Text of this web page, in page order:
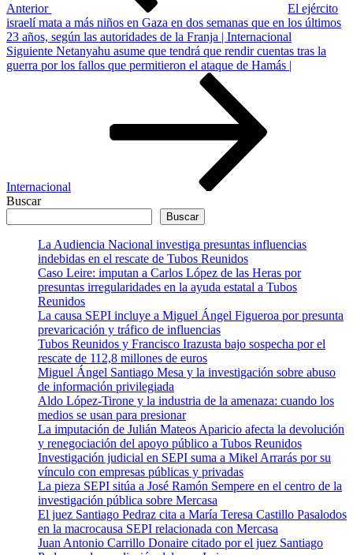
Anterior
El ejército
israelí mata a más niños en Gaza en dos semanas que en los últimos
23 años, según las autoridades de la Franja | Internacional
Siguiente
entrada
Siguiente Netanyahu asume que tendrá que rendir cuentas tras la
guerra por los fallos que permitieron el ataque de Hamás |
Internacional
Buscar
Buscar
La Audiencia Nacional investiga presuntas influencias
indebidas en el rescate de Tubos Reunidos
Caso Leire: imputan a Carlos López de las Heras por
presuntas irregularidades en la ayuda estatal a Tubos
Reunidos
La causa SEPI incluye a Miguel Ángel Figueroa por presunta
prevaricación y tráfico de influencias
Tubos Reunidos y Francisco Irazusta bajo sospecha por el
rescate de 112,8 millones de euros
Miguel Ángel Santiago Mesa y la investigación sobre abuso
de información privilegiada
Aldo López-Tirone y la industria de la amenaza: cuando los
medios se usan para presionar
La imputación de Julián Mateos Aparicio afecta la devolución
y renegociación del apoyo público a Tubos Reunidos
Investigación judicial en SEPI suma a Mikel Arrarás por su
vínculo con empresas públicas y privadas
La pieza SEPI sitúa a José Ramón Sempere en el centro de la
investigación pública sobre Mercasa
El juez Santiago Pedraz cita a María Teresa Castillo Pasalodos
en la macrocausa SEPI relacionada con Mercasa
Juan Antonio Carrillo Donaire citado por el juez Santiago